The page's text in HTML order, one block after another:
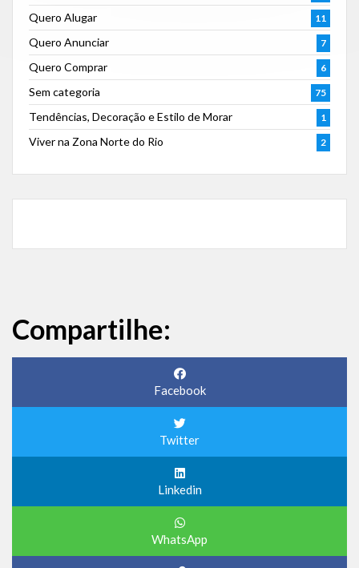
Quero Alugar 11
Quero Anunciar 7
Quero Comprar 6
Sem categoria 75
Tendências, Decoração e Estilo de Morar 1
Viver na Zona Norte do Rio 2
Compartilhe:
Facebook
Twitter
Linkedin
WhatsApp